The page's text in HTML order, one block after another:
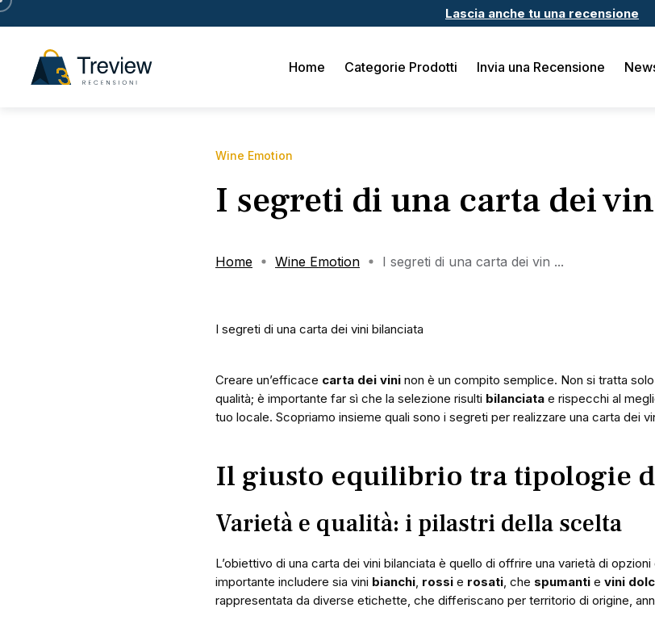
Lascia anche tu una recensione
Home Categorie Prodotti Invia una Recensione
Wine Emotion
I segreti di una carta dei
Home Wine Emotion I segreti di una carta dei vin ...
I segreti di una carta dei vini bilanciata
Creare un’efficace carta dei vini non è un compito semplice. Non si tratta
qualità; è importante far sì che la selezione risulti bilanciata e rispecchi al
tuo locale. Scopriamo insieme quali sono i segreti per realizzare una carta dei
Il giusto equilibrio tra tipologie
Varietà e qualità: i pilastri della scelta
L’obiettivo di una carta dei vini bilanciata è quello di offrire una varietà di
importante includere sia vini bianchi, rossi e rosati, che spumanti e vini
rappresentata da diverse etichette, che differiscano per territorio di origine,